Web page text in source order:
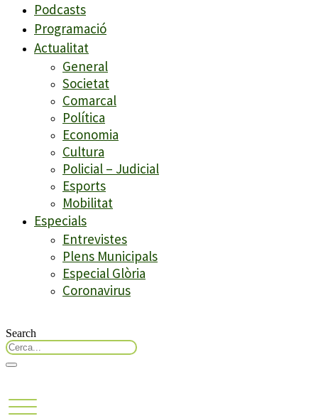
Podcasts
Programació
Actualitat
General
Societat
Comarcal
Política
Economia
Cultura
Policial – Judicial
Esports
Mobilitat
Especials
Entrevistes
Plens Municipals
Especial Glòria
Coronavirus
Search